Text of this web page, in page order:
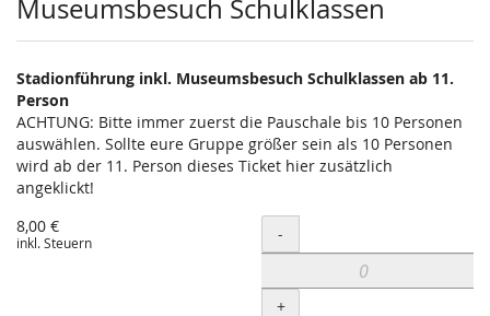
Museumsbesuch Schulklassen
Stadionführung inkl. Museumsbesuch Schulklassen ab 11.
Person
ACHTUNG: Bitte immer zuerst die Pauschale bis 10 Personen
auswählen. Sollte eure Gruppe größer sein als 10 Personen
wird ab der 11. Person dieses Ticket hier zusätzlich
angeklickt!
8,00 €
inkl. Steuern Menge
-
+